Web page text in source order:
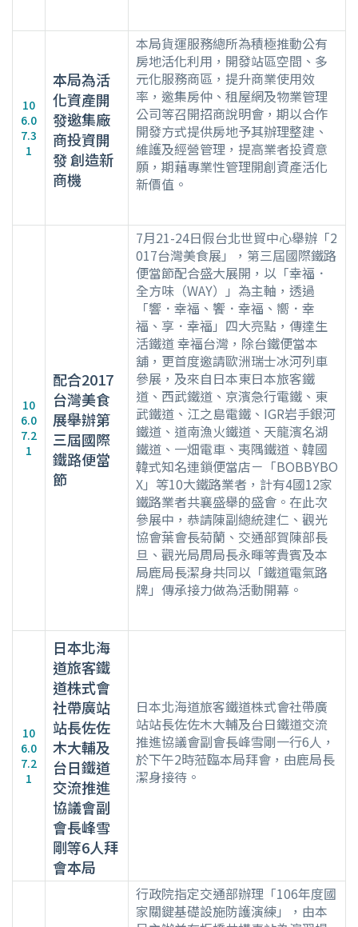
10
6.0
7.3
1
本局為活
化資產開
發邀集廠
商投資開
發 創造新
商機
本局貨運服務總所為積極推動公有
房地活化利用，開發站區空間、多
元化服務商區，提升商業使用效
率，邀集房仲、租屋網及物業管理
公司等召開招商說明會，期以合作
開發方式提供房地予其辦理整建、
維護及經營管理，提高業者投資意
願，期藉專業性管理開創資產活化
新價值。
10
6.0
7.2
1
配合2017
台灣美食
展舉辦第
三屆國際
鐵路便當
節
7月21-24日假台北世貿中心舉辦「2
017台灣美食展」，第三屆國際鐵路
便當節配合盛大展開，以「幸福．
全方味（WAY）」為主軸，透過
「響．幸福、饗．幸福、嚮．幸
福、享．幸福」四大亮點，傳達生
活鐵道 幸福台灣，除台鐵便當本
舖，更首度邀請歐洲瑞士冰河列車
參展，及來自日本東日本旅客鐵
道、西武鐵道、京濱急行電鐵、東
武鐵道、江之島電鐵、IGR岩手銀河
鐵道、道南漁火鐵道、天龍濱名湖
鐵道、一畑電車、夷隅鐵道、韓國
韓式知名連鎖便當店－「BOBBYBO
X」等10大鐵路業者，計有4國12家
鐵路業者共襄盛舉的盛會。在此次
參展中，恭請陳副總統建仁、觀光
協會葉會長菊蘭、交通部賀陳部長
旦、觀光局周局長永暉等貴賓及本
局鹿局長潔身共同以「鐵道電氣路
牌」傳承接力做為活動開幕。
10
6.0
7.2
1
日本北海
道旅客鐵
道株式會
社帶廣站
站長佐佐
木大輔及
台日鐵道
交流推進
協議會副
會長峰雪
剛等6人拜
會本局
日本北海道旅客鐵道株式會社帶廣
站站長佐佐木大輔及台日鐵道交流
推進協議會副會長峰雪剛一行6人，
於下午2時蒞臨本局拜會，由鹿局長
潔身接待。
行政院指定交通部辦理「106年度國
家關鍵基礎設施防護演練」，由本